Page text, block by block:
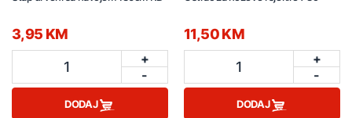
3,95 KM
1
+
-
DODAJ
11,50 KM
1
+
-
DODAJ